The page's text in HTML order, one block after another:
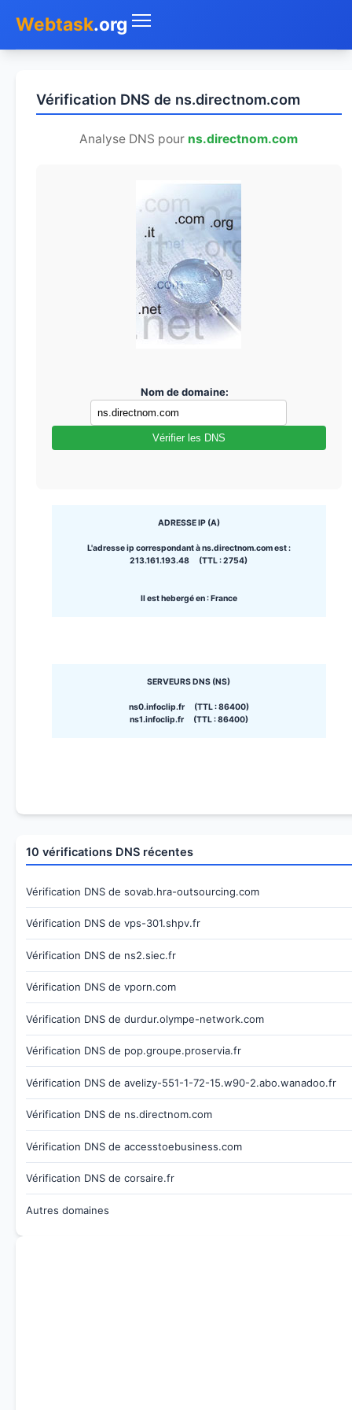
Webtask.org
Whois
Vérification DNS de ns.directnom.com
Analyse DNS pour ns.directnom.com
Nom de domaine:
Vérifier les DNS
ADRESSE IP (A)
L'adresse ip correspondant à ns.directnom.com est :
213.161.193.48 (TTL : 2754)
Il est hebergé en : France
SERVEURS DNS (NS)
ns0.infoclip.fr (TTL : 86400)
ns1.infoclip.fr (TTL : 86400)
10 vérifications DNS récentes
Vérification DNS de sovab.hra-outsourcing.com
Vérification DNS de vps-301.shpv.fr
Vérification DNS de ns2.siec.fr
Vérification DNS de vporn.com
Vérification DNS de durdur.olympe-network.com
Vérification DNS de pop.groupe.proservia.fr
Vérification DNS de avelizy-551-1-72-15.w90-2.abo.wanadoo.fr
Vérification DNS de ns.directnom.com
Vérification DNS de accesstoebusiness.com
Vérification DNS de corsaire.fr
Autres domaines